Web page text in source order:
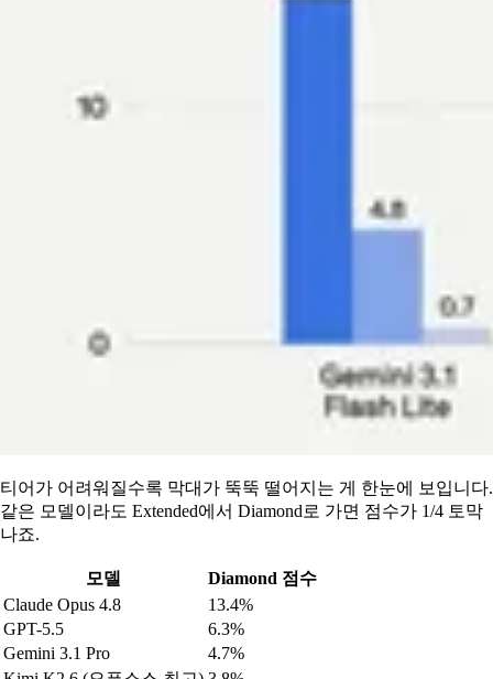
티어가 어려워질수록 막대가 뚝뚝 떨어지는 게 한눈에 보입니다.
같은 모델이라도 Extended에서 Diamond로 가면 점수가 1/4 토막
나죠.
모델
Diamond 점수
Claude Opus 4.8
13.4%
GPT-5.5
6.3%
Gemini 3.1 Pro
4.7%